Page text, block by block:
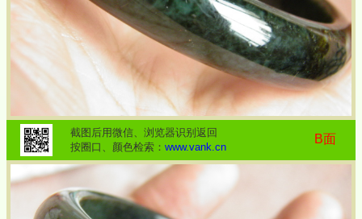
截图后用微信、浏览器识别返回
按圈口、颜色检索： www.vank.cn
B面